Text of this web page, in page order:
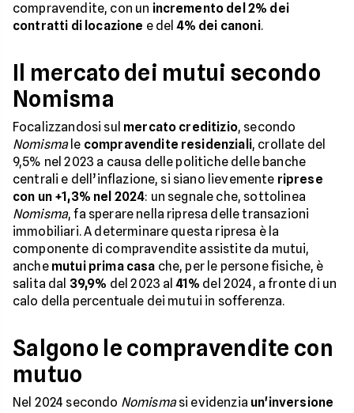
compravendite, con un incremento del 2% dei
contratti di locazione e del4% dei canoni.
Il mercato dei mutui secondo
Nomisma
Focalizzandosi sul mercato creditizio, secondo
Nomismale compravendite residenziali, crollate del
9,5% nel 2023 a causa delle politiche delle banche
centrali e dell’inflazione, si siano lievemente riprese
con un +1,3% nel 2024: un segnale che, sottolinea
Nomisma, fa sperare nella ripresa delle transazioni
immobiliari. A determinare questa ripresa è la
componente di compravendite assistite da mutui,
anche mutui prima casa che, per le persone fisiche, è
salita dal 39,9% del 2023 al41% del 2024, a fronte di un
calo della percentuale dei mutui in sofferenza.
Salgono le compravendite con
mutuo
Nel 2024 secondo Nomismasi evidenzia un'inversione